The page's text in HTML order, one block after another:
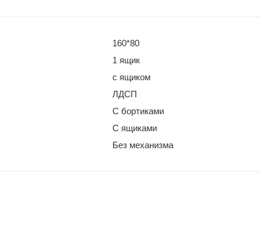
160*80
1 ящик
с ящиком
ЛДСП
С бортиками
С ящиками
Без механизма